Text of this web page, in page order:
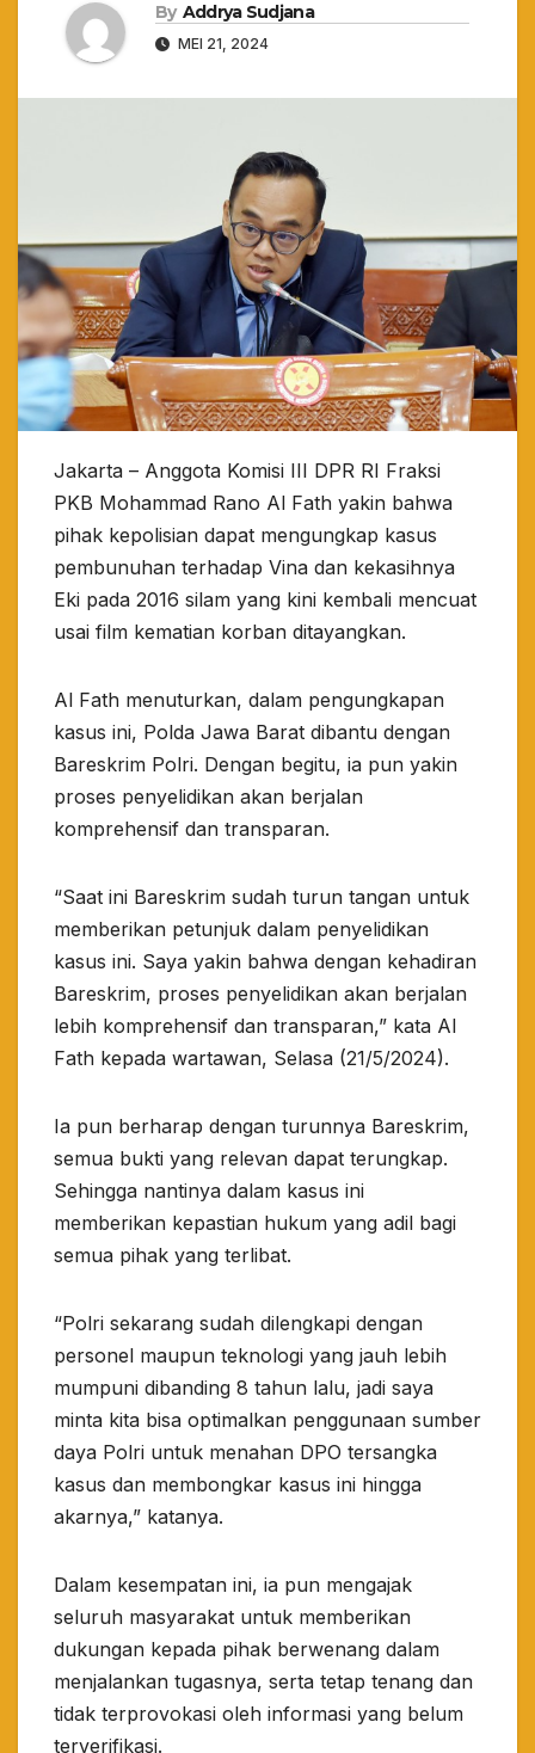
By Addrya Sudjana
MEI 21, 2024
Jakarta – Anggota Komisi III DPR RI Fraksi
PKB Mohammad Rano Al Fath yakin bahwa
pihak kepolisian dapat mengungkap kasus
pembunuhan terhadap Vina dan kekasihnya
Eki pada 2016 silam yang kini kembali mencuat
usai film kematian korban ditayangkan.
Al Fath menuturkan, dalam pengungkapan
kasus ini, Polda Jawa Barat dibantu dengan
Bareskrim Polri. Dengan begitu, ia pun yakin
proses penyelidikan akan berjalan
komprehensif dan transparan.
“Saat ini Bareskrim sudah turun tangan untuk
memberikan petunjuk dalam penyelidikan
kasus ini. Saya yakin bahwa dengan kehadiran
Bareskrim, proses penyelidikan akan berjalan
lebih komprehensif dan transparan,” kata Al
Fath kepada wartawan, Selasa (21/5/2024).
Ia pun berharap dengan turunnya Bareskrim,
semua bukti yang relevan dapat terungkap.
Sehingga nantinya dalam kasus ini
memberikan kepastian hukum yang adil bagi
semua pihak yang terlibat.
“Polri sekarang sudah dilengkapi dengan
personel maupun teknologi yang jauh lebih
mumpuni dibanding 8 tahun lalu, jadi saya
minta kita bisa optimalkan penggunaan sumber
daya Polri untuk menahan DPO tersangka
kasus dan membongkar kasus ini hingga
akarnya,” katanya.
Dalam kesempatan ini, ia pun mengajak
seluruh masyarakat untuk memberikan
dukungan kepada pihak berwenang dalam
menjalankan tugasnya, serta tetap tenang dan
tidak terprovokasi oleh informasi yang belum
terverifikasi.